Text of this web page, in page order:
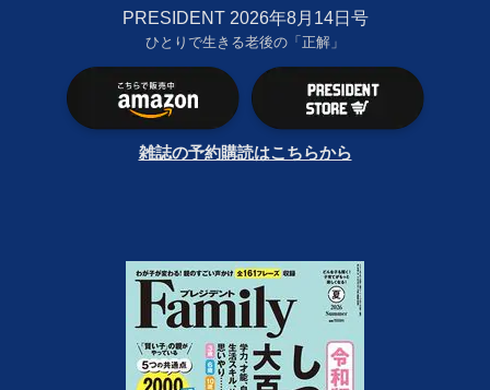
PRESIDENT 2026年8月14日号
ひとりで生きる老後の「正解」
雑誌の予約購読はこちらから